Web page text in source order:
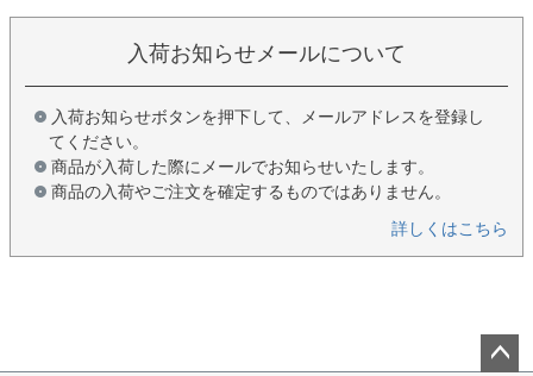
入荷お知らせメールについて
入荷お知らせボタンを押下して、メールアドレスを登録し
てください。
商品が入荷した際にメールでお知らせいたします。
商品の入荷やご注文を確定するものではありません。
詳しくはこちら